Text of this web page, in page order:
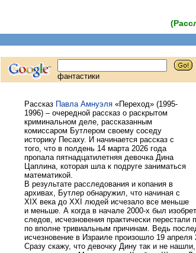
Рассказ Павла Амнуэля «Переход» (1995-
1996) – очередной рассказ о раскрытом
криминальном деле, рассказанным
комиссаром Бутлером своему соседу
историку Песаху. И начинается рассказ с
того, что в полдень 14 марта 2026 года
пропала пятнадцатилетняя девочка Дина
Цаплина, которая шла к подруге заниматься
математикой.
В результате расследования и копания в
архивах, Бутлер обнаружил, что начиная с
XIX века до XXI людей исчезало все меньше
и меньше. А когда в начале 2000-х был
следов, исчезновения практически
по вполне тривиальным причинам. Ведь
исчезновение в Израиле произошло 19
Сразу скажу, что девочку Дину так и не